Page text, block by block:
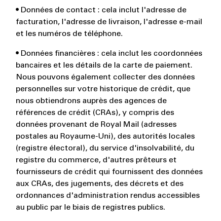
• Données de contact : cela inclut l'adresse de
facturation, l'adresse de livraison, l'adresse e-mail
et les numéros de téléphone.
• Données financières : cela inclut les coordonnées
bancaires et les détails de la carte de paiement.
Nous pouvons également collecter des données
personnelles sur votre historique de crédit, que
nous obtiendrons auprès des agences de
références de crédit (CRAs), y compris des
données provenant de Royal Mail (adresses
postales au Royaume-Uni), des autorités locales
(registre électoral), du service d'insolvabilité, du
registre du commerce, d'autres prêteurs et
fournisseurs de crédit qui fournissent des données
aux CRAs, des jugements, des décrets et des
ordonnances d'administration rendus accessibles
au public par le biais de registres publics.